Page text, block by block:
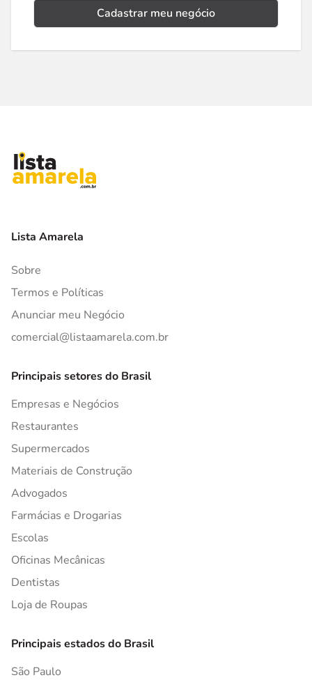
Cadastrar meu negócio
Lista Amarela
Sobre
Termos e Políticas
Anunciar meu Negócio
comercial@listaamarela.com.br
Principais setores do Brasil
Empresas e Negócios
Restaurantes
Supermercados
Materiais de Construção
Advogados
Farmácias e Drogarias
Escolas
Oficinas Mecânicas
Dentistas
Loja de Roupas
Principais estados do Brasil
São Paulo